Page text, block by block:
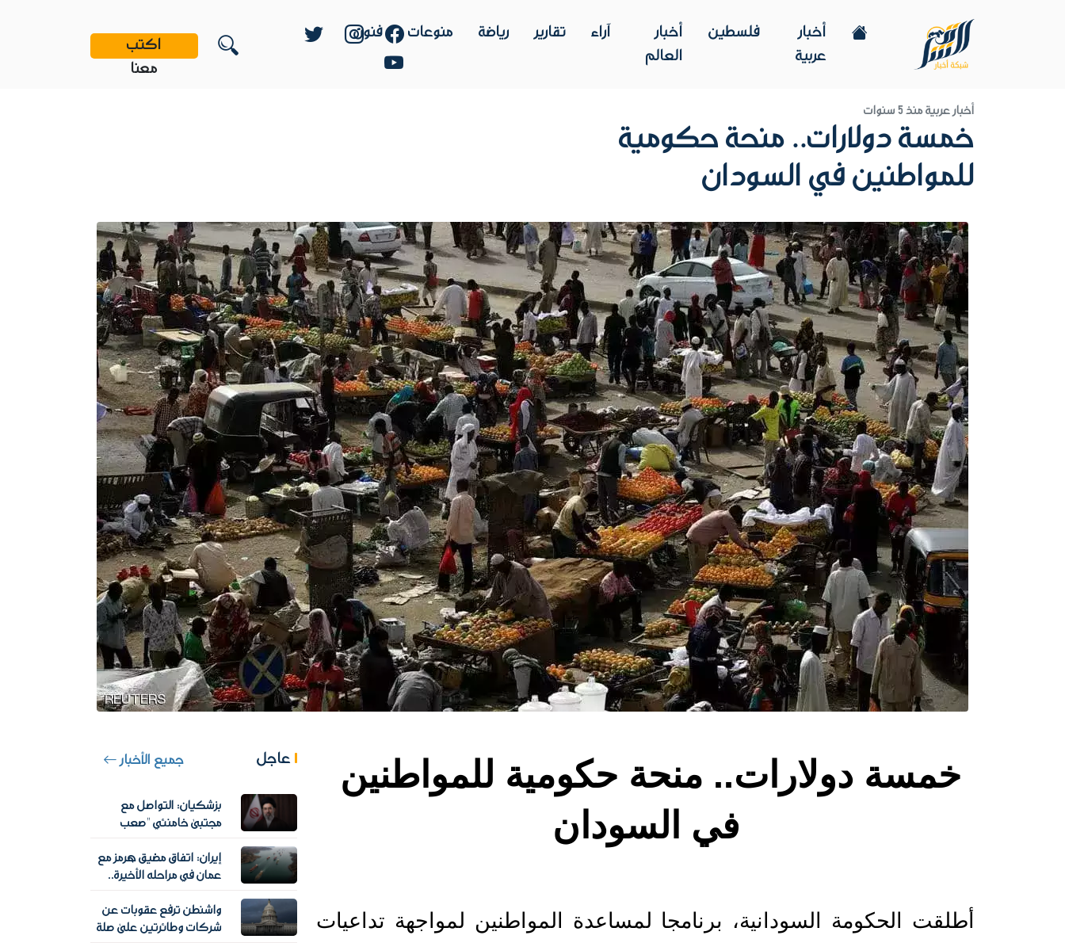
أخبار
عربية
فلسطين
أخبار
العالم
آراء تقارير رياضة منوعات فنون
اكتب
معنا
أخبار عربيةمنذ 5 سنوات
خمسة دولارات.. منحة حكومية
للمواطنين في السودان
في السودان
عاجل جميع الأخبار
بزشكيان: التواصل مع
مجتبى خامنئي "صعب
للمرشد الإيراني الجديد
إيران: اتفاق مضيق هرمز مع
عمان في مراحله الأخيرة..
واشنطن ترفع عقوبات عن
شركات وطائرتين على صلة